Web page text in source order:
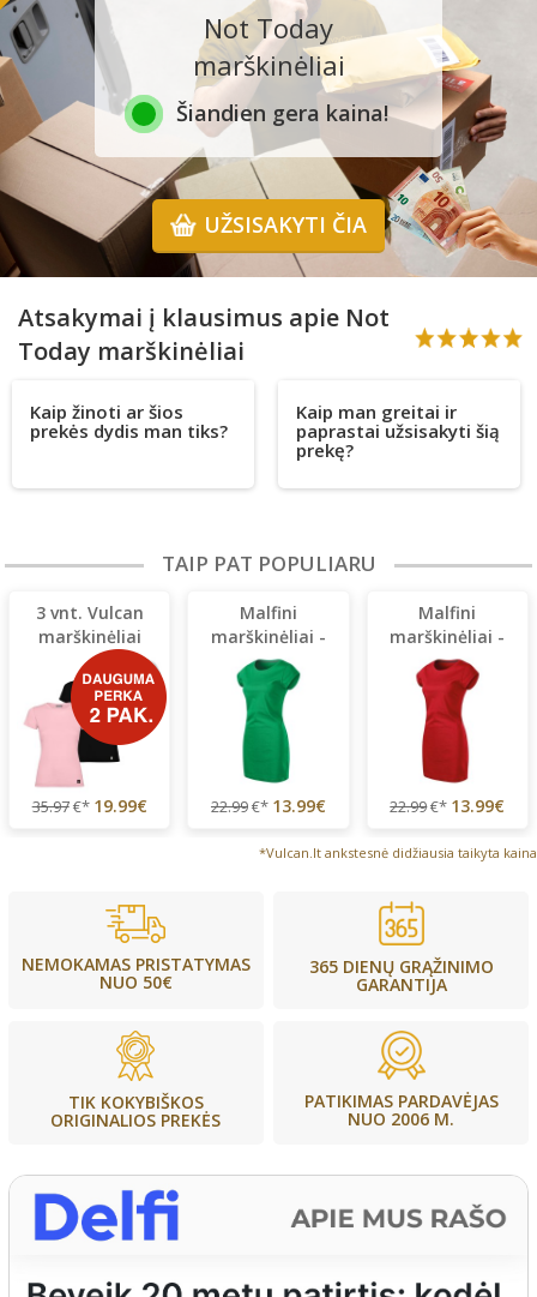
Not Today
marškinėliai
Šiandien gera kaina!
UŽSISAKYTI ČIA
Atsakymai į klausimus apie Not
Today marškinėliai
Kaip žinoti ar šios
prekės dydis man tiks?
Kaip man greitai ir
paprastai užsisakyti šią
prekę?
TAIP PAT POPULIARU
3 vnt. Vulcan
marškinėliai
35.97€* 19.99€
Malfini
marškinėliai -
suknelė
22.99€* 13.99€
Malfini
marškinėliai -
suknelė
22.99€* 13.99€
*Vulcan.lt ankstesnė didžiausia taikyta kaina
NEMOKAMAS PRISTATYMAS
NUO 50€
365 DIENŲ GRĄŽINIMO
GARANTIJA
TIK KOKYBIŠKOS
ORIGINALIOS PREKĖS
PATIKIMAS PARDAVĖJAS
NUO 2006 M.